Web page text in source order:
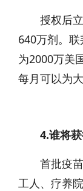
授权后立
640万剂。
为2000万美
每月可以为
4.谁将获
首批疫苗
工人、疗养